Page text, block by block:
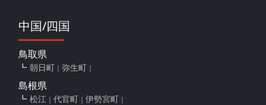
中国/四国
鳥取県
朝日町 弥生町
島根県
松江 代官町 伊勢宮町